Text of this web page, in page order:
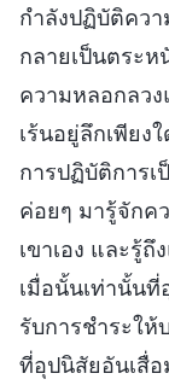
กำลังปฏิบัติคว
กลายเป็นตระห
ความหลอกลว
เร้นอยู่ลึกเพีย
การปฏิบัติการ
ค่อยๆ มารู้จักค
เขาเอง และรู้
เมื่อนั้นเท่านั้นที่
รับการชำระให้
ที่อุปนิสัยอันเสื่อ